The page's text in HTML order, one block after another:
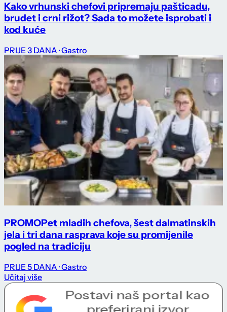
Kako vrhunski chefovi pripremaju pašticadu,
brudet i crni rižot? Sada to možete isprobati i
kod kuće
PRIJE 3 DANA · Gastro
PROMOPet mladih chefova, šest dalmatinskih
jela i tri dana rasprava koje su promijenile
pogled na tradiciju
PRIJE 5 DANA · Gastro
Učitaj više